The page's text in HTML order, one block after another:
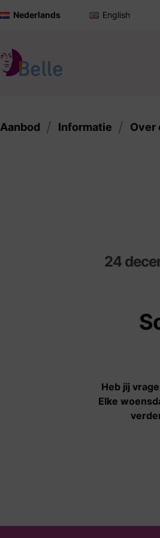
of
Nederlands English
Aanbod Informatie Over
24
Heb jij
Elke